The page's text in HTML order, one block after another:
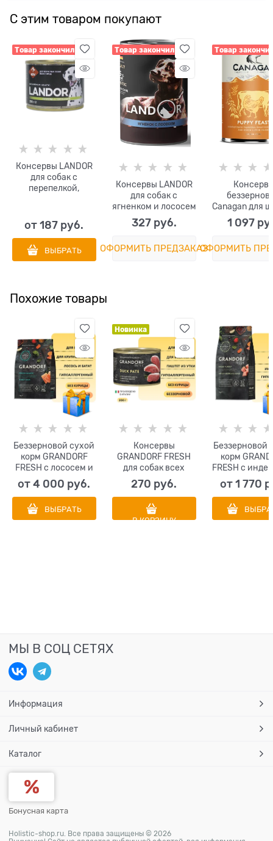
С этим товаром покупают
Товар закончился
Консервы LANDOR
для собак с
перепелкой,
от187 руб.
ВЫБРАТЬ
Товар закончился
Консервы LANDOR
для собак с
ягненком и лососем
Lamb and Salmon
327 руб.
ОФОРМИТЬ ПРЕДЗАКАЗ
Товар
Canagan для
с курицей
говядиной
1 097
ОФОРМИТЬ
Похожие товары
Беззерновой сухой
корм GRANDORF
FRESH с лососем и
бататом для
взрослых собак
Adult MAXI
Salmon&Sweet
от4 000 руб.
ВЫБРАТЬ
Новинка
Консервы
GRANDORF FRESH
для собак всех
пород Паштет из
утки
270 руб.
В КОРЗИНУ
Беззерновой
корм
FRESH с
бататом
взрослых
пород Dog
от1 770
МЫ В СОЦ СЕТЯХ
Информация
Личный кабинет
Каталог
Бонусная карта
Holistic-shop.ru. Все права защищены © 2026